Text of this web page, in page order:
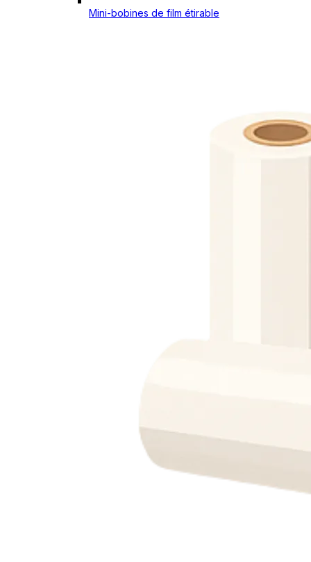
Mini-bobines de film étirable